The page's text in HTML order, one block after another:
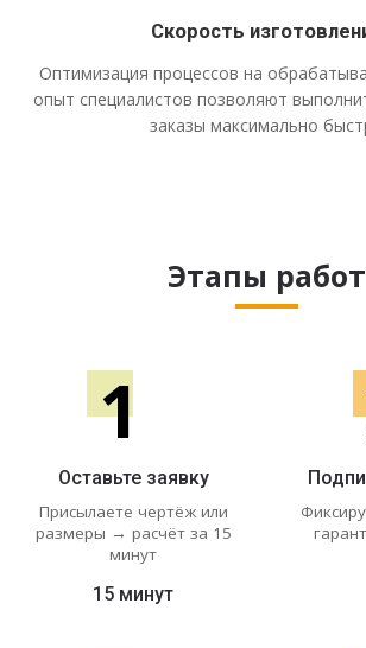
Скорость
Оптимизация процессов на
опыт специалистов позволяют
заказы максимально
Этапы работ
1
Оставьте заявку
Присылаете чертёж или
размеры → расчёт за 15
минут
15 минут